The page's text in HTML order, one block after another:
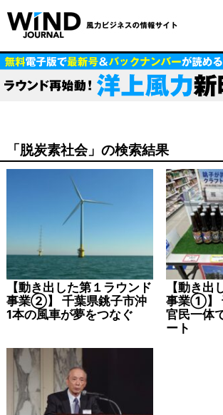
「脱炭素社会」の検索結果
【動き出した第１ラウンド
事業②】 千葉県銚子市沖
1本の風車が夢をつなぐ
【動き出
事業①】
官民一体
ート